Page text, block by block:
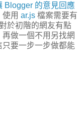
Blogger 的意見回應
使用 ar.js 檔案需要有
於初階的網友有點
做一個不用另找網
要一步一步做都能